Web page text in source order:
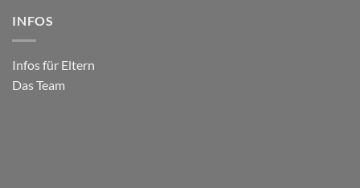
INFOS
Infos für Eltern
Das Team